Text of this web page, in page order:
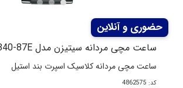
ساعت مچی مردانه سیتیزن مدل CA0840-87E
ساعت مچی مردانه کلاسیک اسپرت بند استیل
کد: 4862575